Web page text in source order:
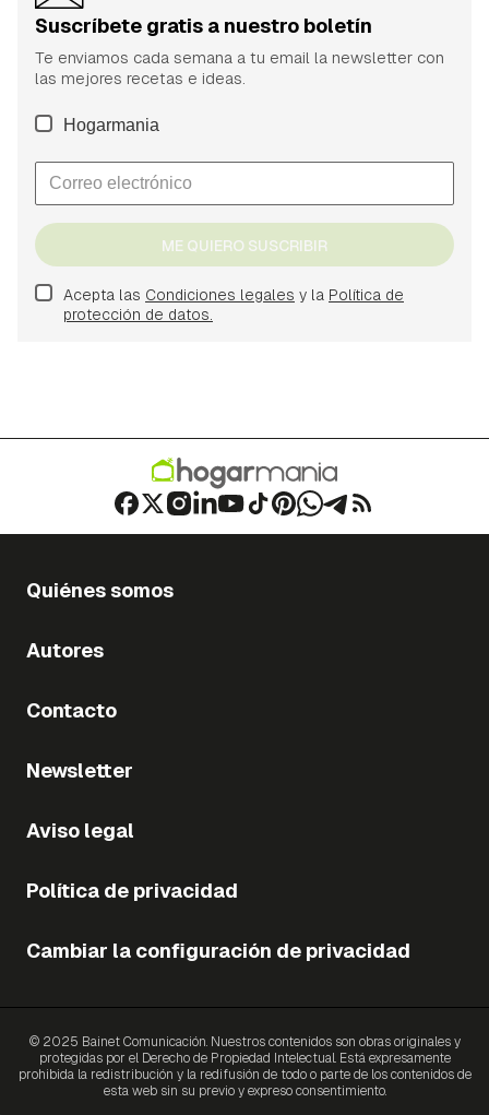
Suscríbete gratis a nuestro boletín
Te enviamos cada semana a tu email la newsletter con
las mejores recetas e ideas.
Hogarmania
ME QUIERO SUSCRIBIR
Acepta las Condiciones legales y la Política de
protección de datos.
Quiénes somos
Autores
Contacto
Newsletter
Aviso legal
Política de privacidad
Cambiar la configuración de privacidad
© 2025 Bainet Comunicación. Nuestros contenidos son obras originales y
protegidas por el Derecho de Propiedad Intelectual. Está expresamente
prohibida la redistribución y la redifusión de todo o parte de los contenidos de
esta web sin su previo y expreso consentimiento.